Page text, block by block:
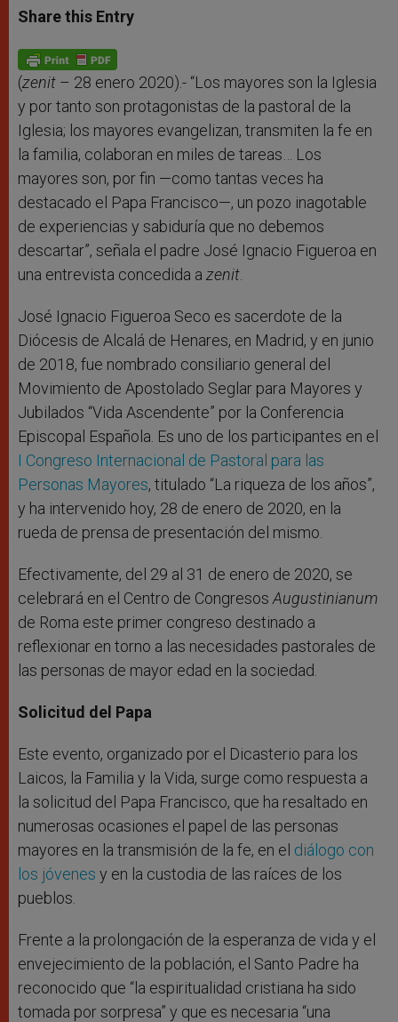
t
s
p
p
s
e
g
e
r
e
b
o
k
Share this Entry
(zenit – 28 enero 2020).- “Los mayores son la Iglesia
y por tanto son protagonistas de la pastoral de la
Iglesia; los mayores evangelizan, transmiten la fe en
la familia, colaboran en miles de tareas… Los
mayores son, por fin —como tantas veces ha
destacado el Papa Francisco—, un pozo inagotable
de experiencias y sabiduría que no debemos
descartar”, señala el padre José Ignacio Figueroa en
una entrevista concedida a zenit
José Ignacio Figueroa Seco es sacerdote de la
Diócesis de Alcalá de Henares, en Madrid, y en junio
de 2018, fue nombrado consiliario general del
Movimiento de Apostolado Seglar para Mayores y
Jubilados “Vida Ascendente” por la Conferencia
Episcopal Española. Es uno de los participantes en el
I Congreso Internacional de Pastoral para las
Personas Mayores, titulado “La riqueza de los años”,
y ha intervenido hoy, 28 de enero de 2020, en la
rueda de prensa de presentación del mismo.
Efectivamente, del 29 al 31 de enero de 2020, se
celebrará en el Centro de Congresos Augustinianum
de Roma este primer congreso destinado a
reflexionar en torno a las necesidades pastorales de
las personas de mayor edad en la sociedad.
Solicitud del Papa
Este evento, organizado por el Dicasterio para los
Laicos, la Familia y la Vida, surge como respuesta a
la solicitud del Papa Francisco, que ha resaltado en
numerosas ocasiones el papel de las personas
mayores en la transmisión de la fe, en el diálogo con
los jóvenes y en la custodia de las raíces de los
pueblos.
Frente a la prolongación de la esperanza de vida y el
envejecimiento de la población, el Santo Padre ha
reconocido que “la espiritualidad cristiana ha sido
tomada por sorpresa” y que es necesaria “una